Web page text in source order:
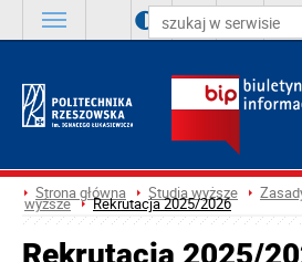
A A A
Strona główna Studia wyższe
wyższe Rekrutacja 2025/2026